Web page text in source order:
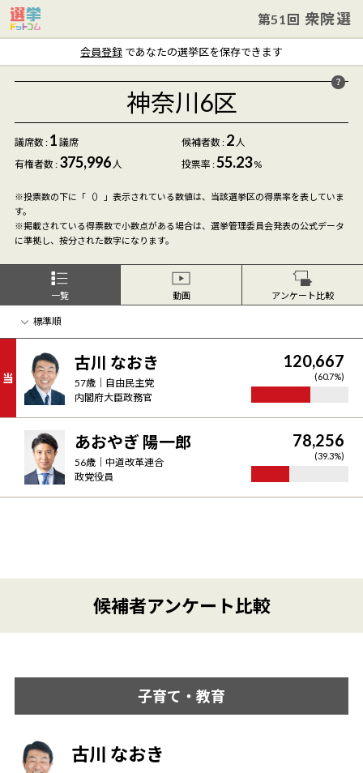
第51回 衆院選
会員登録 であなたの選挙区を保存できます
神奈川6区
議席数 : 1 議席 候補者数: 2人
有権者数 : 375,996人 投票率 :55.23 %
※投票数の下に「（）」表示されている数値は、当該選挙区の得票率を表していま
す。
※掲載されている得票数で小数点がある場合は、選挙管理委員会発表の公式データ
に準拠し、按分された数字になります。
一覧 動画 アンケート比較
当
古川 なおき
57歳｜ 自由民主党
内閣府大臣政務官
120,667
(60.7%)
あおやぎ 陽一郎
56歳｜ 中道改革連合
政党役員
78,256
(39.3%)
候補者アンケート比較
子育て・教育
古川 なおき